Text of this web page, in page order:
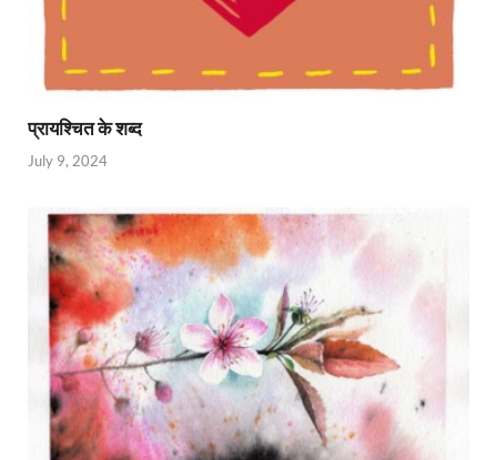
प्रायश्चित के शब्द
July 9, 2024